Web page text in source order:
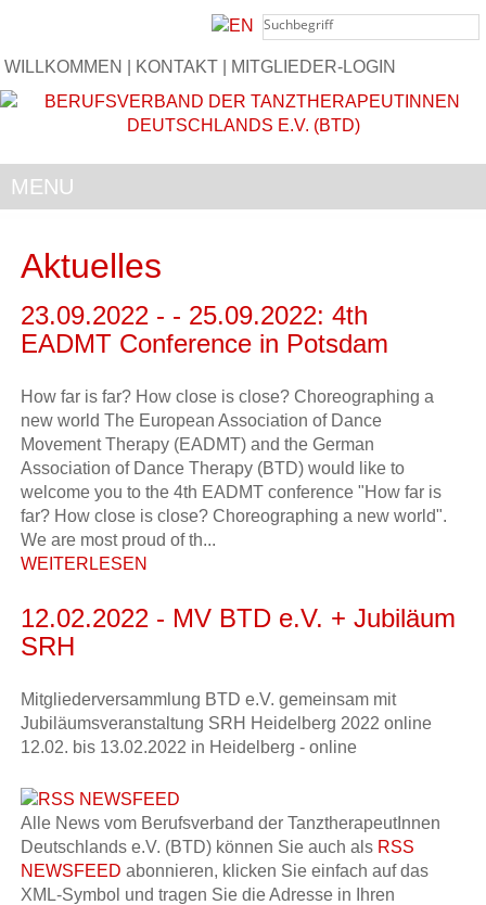
WILLKOMMEN KONTAKT MITGLIEDER-LOGIN
MENU
Aktuelles
23.09.2022 - - 25.09.2022: 4th
EADMT Conference in Potsdam
How far is far? How close is close? Choreographing a
new world The European Association of Dance
Movement Therapy (EADMT) and the German
Association of Dance Therapy (BTD) would like to
welcome you to the 4th EADMT conference "How far is
far? How close is close? Choreographing a new world".
We are most proud of th...
WEITERLESEN
12.02.2022 - MV BTD e.V. + Jubiläum
SRH
Mitgliederversammlung BTD e.V. gemeinsam mit
Jubiläumsveranstaltung SRH Heidelberg 2022 online
12.02. bis 13.02.2022 in Heidelberg - online
Alle News vom Berufsverband der TanztherapeutInnen
Deutschlands e.V. (BTD) können Sie auch als RSS
NEWSFEED abonnieren, klicken Sie einfach auf das
XML-Symbol und tragen Sie die Adresse in Ihren